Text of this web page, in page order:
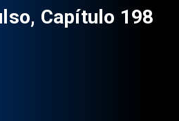
Capítulo 198